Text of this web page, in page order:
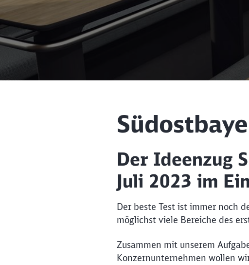
Der Ideenzug
Juli 2023 im
Der beste Test ist immer noch
möglichst viele Bereiche des
Zusammen mit unserem
Konzernunternehmen wollen